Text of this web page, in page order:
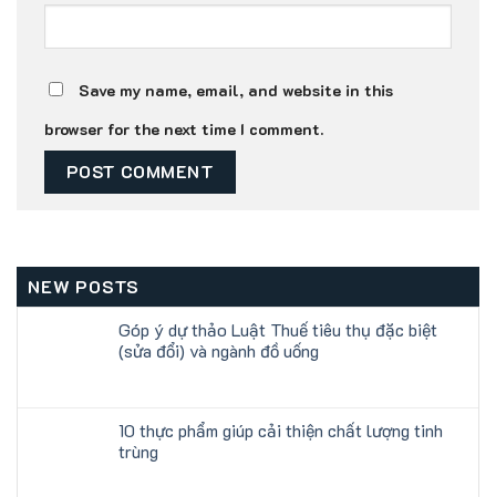
Save my name, email, and website in this
browser for the next time I comment.
NEW POSTS
Góp ý dự thảo Luật Thuế tiêu thụ đặc biệt
(sửa đổi) và ngành đồ uống
10 thực phẩm giúp cải thiện chất lượng tinh
trùng